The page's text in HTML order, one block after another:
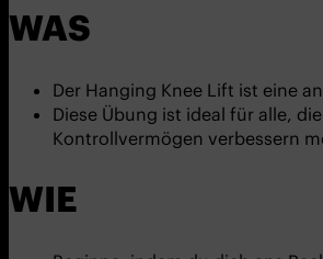
WAS
Der Hanging Knee Lift ist eine
Diese Übung ist ideal für alle,
Kontrollvermögen verbessern
WIE